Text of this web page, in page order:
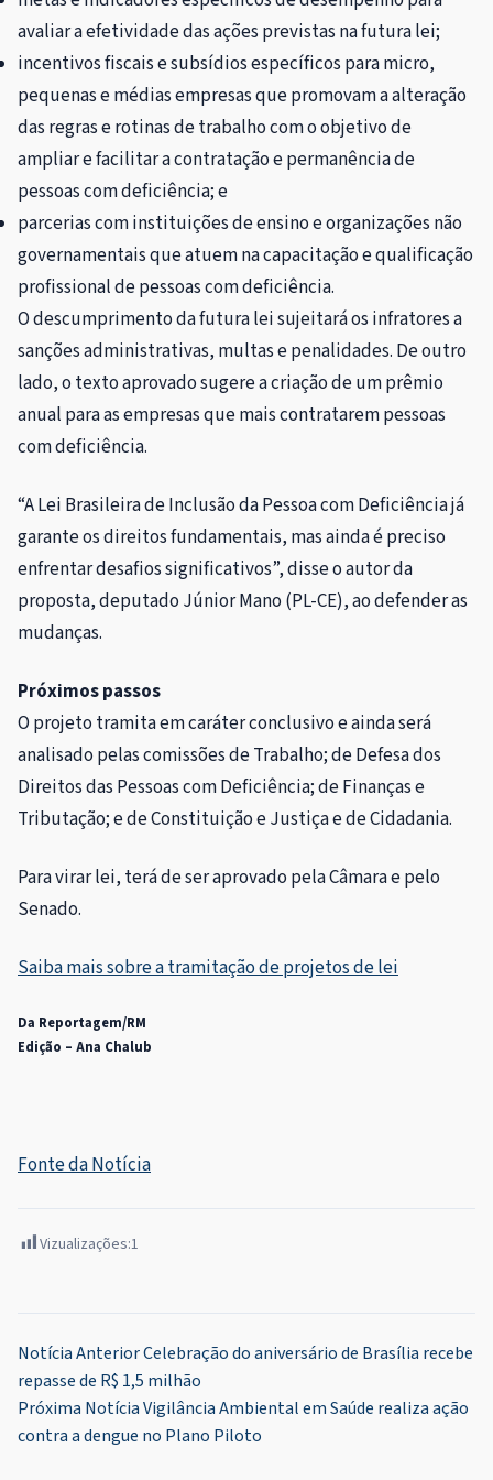
avaliar a efetividade das ações previstas na futura lei;
incentivos fiscais e subsídios específicos para micro,
pequenas e médias empresas que promovam a alteração
das regras e rotinas de trabalho com o objetivo de
ampliar e facilitar a contratação e permanência de
pessoas com deficiência; e
parcerias com instituições de ensino e organizações não
governamentais que atuem na capacitação e qualificação
profissional de pessoas com deficiência.
O descumprimento da futura lei sujeitará os infratores a
sanções administrativas, multas e penalidades. De outro
lado, o texto aprovado sugere a criação de um prêmio
anual para as empresas que mais contratarem pessoas
com deficiência.
“A Lei Brasileira de Inclusão da Pessoa com Deficiência já
garante os direitos fundamentais, mas ainda é preciso
enfrentar desafios significativos”, disse o autor da
proposta, deputado Júnior Mano (PL-CE), ao defender as
mudanças.
Próximos passos
O projeto tramita emcaráter conclusivoe ainda será
analisado pelas comissões de Trabalho; de Defesa dos
Direitos das Pessoas com Deficiência; de Finanças e
Tributação; e de Constituição e Justiça e de Cidadania.
Para virar lei, terá de ser aprovado pela Câmara e pelo
Senado.
Saiba mais sobre a tramitação de projetos de lei
Da Reportagem/RM
Edição – Ana Chalub
Fonte da Notícia
Vizualizações:1
Navegação
de
Post
Notícia AnteriorCelebração do aniversário de Brasília recebe
repasse de R$ 1,5 milhão
Próxima NotíciaVigilância Ambiental em Saúde realiza ação
contra a dengue no Plano Piloto